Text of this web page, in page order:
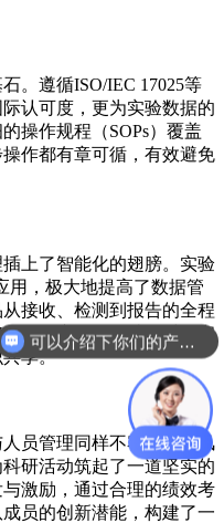
。遵循ISO/IEC 17025等
认可度，更为实验数据的
操作规程（SOPs）覆盖
作都有章可循，有效避免
上了智能化的翅膀。实验
用，极大地提高了数据管
接收、检测到报告的全程
的推广，则打破了时间和
享。
员管理同样不容忽视。风
研活动筑起了一道坚实的
激励，通过合理的绩效考
员的创新潜能，构建了一
可以介绍下你们的产品么？